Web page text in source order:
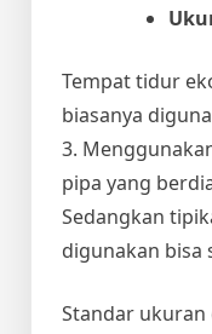
Tempat tidur
biasanya
3.
pipa yang
Sedangkan
digunakan bisa
Standar